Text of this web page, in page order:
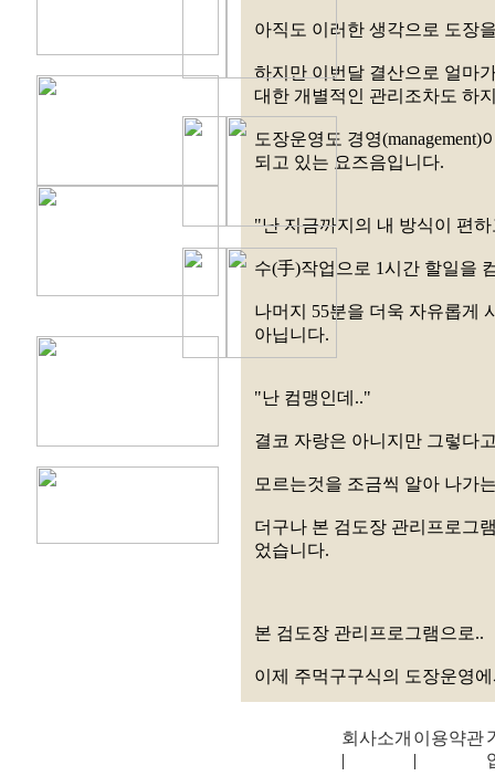
아직도 이러한 생각으로 도장
하지만 이번달 결산으로 얼마
대한 개별적인 관리조차도 하
도장운영도 경영
되고 있는 요즈음입니다.
"난 지금까지의 내 방식이 편
수(手)작업으로 1시간 할일을
나머지 55분을 더욱 자유롭게
아닙니다.
"난 컴맹인데.."
결코 자랑은 아니지만 그렇다
모르는것을 조금씩 알아 나가
더구나 본 검도장 관리프로그
었습니다.
본 검도장 관리프로그램으로..
이제 주먹구구식의 도장운영
회사소개
|
이용약관
|